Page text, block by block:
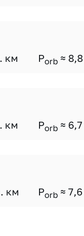
км Porb ≈ 8,8
км Porb ≈ 6,7
км Porb ≈ 7,6